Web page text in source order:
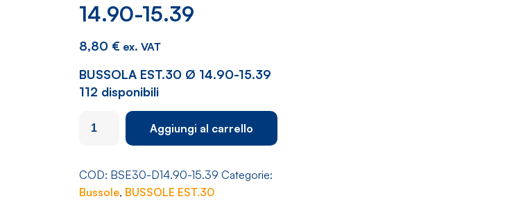
14.90-15.39
8,80 € ex. VAT
BUSSOLA EST.30 Ø 14.90-15.39
112 disponibili
BUSSOLA
EST.30
14.90-
15.39
Aggiungi al carrello
COD: BSE30-D14.90-15.39 Categorie:
Bussole, BUSSOLE EST.30